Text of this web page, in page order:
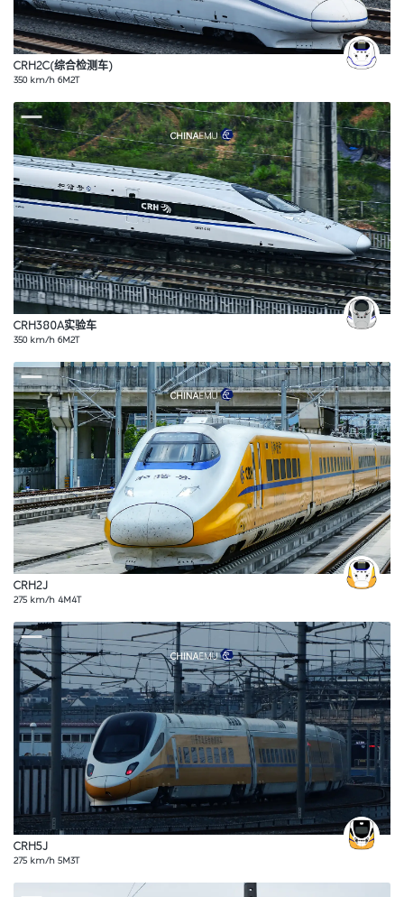
CRH2C(综合检测车)
350 km/h 6M2T
CRH380A实验车
350 km/h 6M2T
CRH2J
275 km/h 4M4T
CRH5J
275 km/h 5M3T